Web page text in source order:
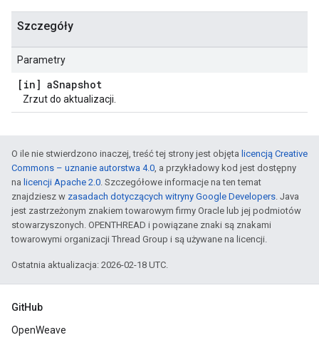
Szczegóły
Parametry
[in] aSnapshot
Zrzut do aktualizacji.
O ile nie stwierdzono inaczej, treść tej strony jest objęta licencją Creative
Commons – uznanie autorstwa 4.0, a przykładowy kod jest dostępny
na licencji Apache 2.0. Szczegółowe informacje na ten temat
znajdziesz w zasadach dotyczących witryny Google Developers. Java
jest zastrzeżonym znakiem towarowym firmy Oracle lub jej podmiotów
stowarzyszonych. OPENTHREAD i powiązane znaki są znakami
towarowymi organizacji Thread Group i są używane na licencji.
Ostatnia aktualizacja: 2026-02-18 UTC.
GitHub
OpenWeave